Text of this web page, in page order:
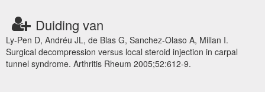
Duiding van
Ly-Pen D, Andréu JL, de Blas G, Sanchez-Olaso A, Millan I.
Surgical decompression versus local steroid injection in carpal
tunnel syndrome. Arthritis Rheum 2005;52:612-9.